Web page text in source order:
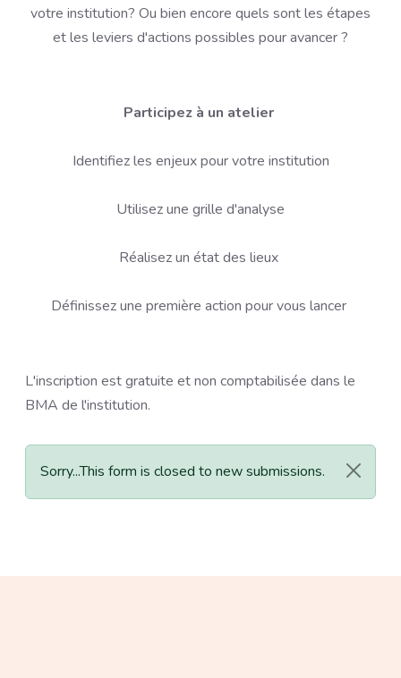
votre institution? Ou bien encore quels sont les étapes
et les leviers d'actions possibles pour avancer ?
Participez à un atelier
Identifiez les enjeux pour votre institution
Utilisez une grille d'analyse
Réalisez un état des lieux
Définissez une première action pour vous lancer
L'inscription est gratuite et non comptabilisée dans le
BMA de l'institution.
Message d'état
Sorry...This form is closed to new submissions.